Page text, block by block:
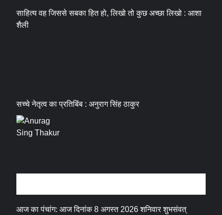
साहित्य वह जिससे सबका हित हो, लिखो तो कुछ अच्छा लिखो : आशा
शैली
सच्चे नेतृत्व का प्रतिबिंब : अनुराग सिंह ठाकुर
आज का पंचांग: आज दिनांक 8 अगस्त 2026 शनिवार शुभसंवत्